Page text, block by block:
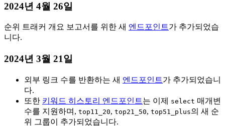
2024년 4월 26일
순위 트래커 개요 보고서를 위한 새 엔드포인트가 추가되었습
니다.
2024년 3월 21일
외부 링크 수를 반환하는 새 엔드포인트가 추가되었습니
다.
또한 키워드 히스토리 엔드포인트는 이제 select 매개변
수를 지원하며, top11_20, top21_50, top51_plus의 새 순
위 그룹이 추가되었습니다.